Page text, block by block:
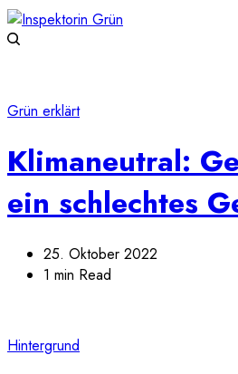
Grün erklärt
Klimaneutral:
ein schlechtes
25. Oktober 2022
1 min Read
Hintergrund